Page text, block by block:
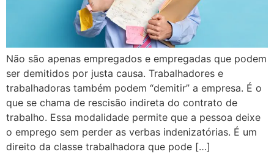
Não são apenas empregados e empregadas que podem
ser demitidos por justa causa. Trabalhadores e
trabalhadoras também podem “demitir” a empresa. É o
que se chama de rescisão indireta do contrato de
trabalho. Essa modalidade permite que a pessoa deixe
o emprego sem perder as verbas indenizatórias. É um
direito da classe trabalhadora que pode […]